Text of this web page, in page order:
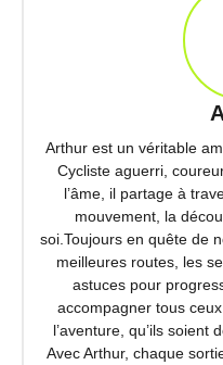
Arthur est un véritable
Cycliste aguerri,
l’âme, il partage à
mouvement, la
soi.Toujours en quête de
meilleures routes, les
astuces pour
accompagner tous
l’aventure, qu’ils soient
Avec Arthur, chaque